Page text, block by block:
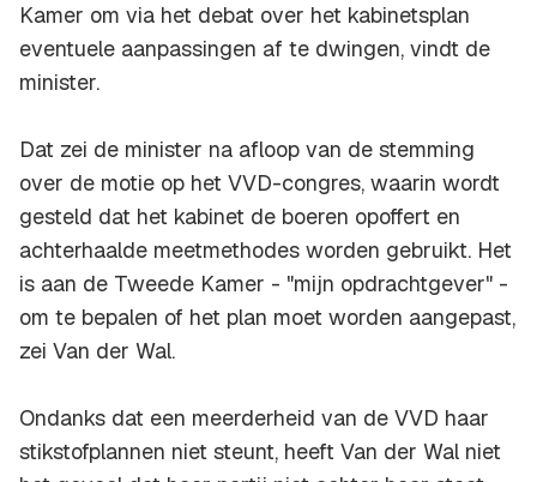
Kamer om via het debat over het kabinetsplan
eventuele aanpassingen af te dwingen, vindt de
minister.
Dat zei de minister na afloop van de stemming
over de motie op het VVD-congres, waarin wordt
gesteld dat het kabinet de boeren opoffert en
achterhaalde meetmethodes worden gebruikt. Het
is aan de Tweede Kamer - "mijn opdrachtgever" -
om te bepalen of het plan moet worden aangepast,
zei Van der Wal.
Ondanks dat een meerderheid van de VVD haar
stikstofplannen niet steunt, heeft Van der Wal niet